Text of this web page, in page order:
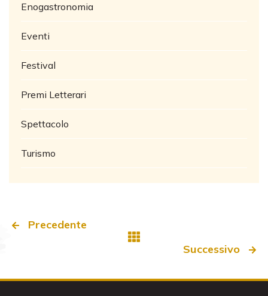
Enogastronomia
Eventi
Festival
Premi Letterari
Spettacolo
Turismo
Precedente
Successivo